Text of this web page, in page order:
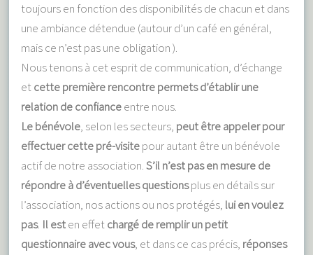
toujours en fonction des disponibilités de chacun et dans
une ambiance détendue (autour d’un café en général,
mais ce n’est pas une obligation ).
Nous tenons à cet esprit de communication, d’échange
etcette première rencontre permets d’établir une
relation de confianceentre nous.
Le bénévole, selon les secteurs, peut être appeler pour
effectuer cette pré-visitepour autant être un bénévole
actif de notre association.S’il n’est pas en mesure de
répondre à d’éventuelles questionsplus en détails sur
l’association, nos actions ou nos protégés, lui en voulez
pas. Il esten effetchargé de remplir un petit
questionnaire avec vous, et dans ce cas précis, réponses